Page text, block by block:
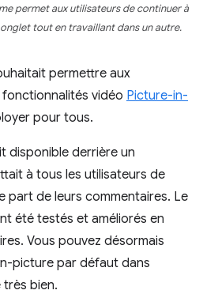
permet aux utilisateurs de continuer à
tout en travaillant dans un autre.
permettre aux
vidéo Picture-in-
pour tous.
disponible derrière un
à tous les utilisateurs de
part de leurs commentaires. Le
été testés et améliorés en
Vous pouvez désormais
picture par défaut dans
bien.